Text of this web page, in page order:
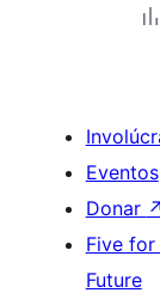
Eventos
Donar ↗
Five for
Future